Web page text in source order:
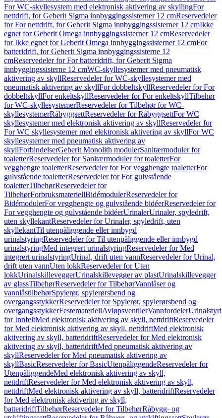
For WC-skyllesystem med elektronisk aktivering av skyllingFor
nettdrift, for Geberit Sigma innbyggingssisterner 12 cmReservedeler
for For nettdrift, for Geberit Sigma innbyggingssisterner 12 cmIkke
egnet for Geberit Omega innbyggingssisterner 12 cmReservedeler
for Ikke egnet for Geberit Omega innbyggingssisterner 12 cmFor
batteridrift, for Geberit Sigma innbyggingssisterne 12
cmReservedeler for For batteridrift, for Geberit Sigma
innbyggingssisterne 12 cmWC-skyllesystemer med pneumatisk
aktivering av skyllReservedeler for WC-skyllesystemer med
pneumatisk aktivering av skyllFor dobbeltskyllReservedeler for For
dobbeltskyllFor enkeltskyllReservedeler for For enkeltskyllTilbehør
for WC-skyllesystemerReservedeler for Tilbehør for WC-
skyllesystemerRåbyggsettReservedeler for RåbyggsettFor WC
skyllesystemer med elektronisk aktivering av skyllReservedeler for
For WC skyllesystemer med elektronisk aktivering av skyllFor WC
skyllesystemer med pneumatisk aktivering av
skyllForbindelserGeberit Monolith modulerSanitærmoduler for
toaletterReservedeler for Sanitærmoduler for toaletterFor
vegghengte toaletterReservedeler for For vegghengte toaletterFor
gulvstående toaletterReservedeler for For gulvstående
toaletterTilbehørReservedeler for
TilbehørForbruksmateriellBidémodulerReservedeler for
BidémodulerFor vegghengte og gulvstående bidéerReservedeler for
For vegghengte og gulvstående bidéerUrinalerUrinaler, spyledrift,
uten skyllekantReservedeler for Urinaler, spyledrift, uten
skyllekantTil utenpåliggende eller innbygd
urinalstyringReservedeler for Til utenpåliggende eller innbygd
urinalstyringMed integrert urinalstyringReservedeler for Med
integrert urinalstyringUrinal, drift uten vannReservedeler for Urinal,
drift uten vannUten lokkReservedeler for Uten
lokkUrinalskilleveggerUrinalskillevegger av plastUrinalskillevegger
av glassTilbehørReservedeler for TilbehørVannlåser og
vannlåstilbehørSpylerør, spylerørsbend og
overgangsstykkerReservedeler for Spylerør, spylerørsbend og
overgangsstykkerFestemateriellAvløpsventilerVannfordeler
for InnfeltMed elektronisk aktivering av skyll, nettdriftReservedeler
for Med elektronisk aktivering av skyll, nettdriftMed elektronisk
aktivering av skyll, batteridriftReservedeler for Med elektronisk
aktivering av skyll, batteridriftMed pneumatisk aktivering av
skyllReservedeler for Med pneumatisk aktivering av
skyllBasicReservedeler for BasicUtenpåliggendeReservedeler for
UtenpåliggendeMed elektronisk aktivering av skyll,
nettdriftReservedeler for Med elektronisk aktivering av skyll,
nettdriftMed elektronisk aktivering av skyll, batteridriftReservedeler
for Med elektronisk aktivering av skyll,
batteridriftTilbehørReservedeler for TilbehørRåbygg- og